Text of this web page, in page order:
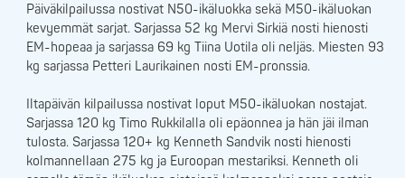
Päiväkilpailussa nostivat N50-ikäluokka sekä M50-ikäluokan
kevyemmät sarjat. Sarjassa 52 kg Mervi Sirkiä nosti hienosti
EM-hopeaa ja sarjassa 69 kg Tiina Uotila oli neljäs. Miesten 93
kg sarjassa Petteri Laurikainen nosti EM-pronssia.
Iltapäivän kilpailussa nostivat loput M50-ikäluokan nostajat.
Sarjassa 120 kg Timo Rukkilalla oli epäonnea ja hän jäi ilman
tulosta. Sarjassa 120+ kg Kenneth Sandvik nosti hienosti
kolmannellaan 275 kg ja Euroopan mestariksi. Kenneth oli